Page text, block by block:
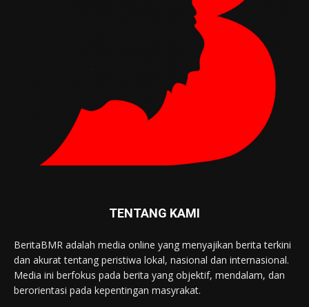
TENTANG KAMI
BeritaBMR adalah media online yang menyajikan berita terkini
dan akurat tentang peristiwa lokal, nasional dan internasional.
Media ini berfokus pada berita yang objektif, mendalam, dan
berorientasi pada kepentingan masyrakat.